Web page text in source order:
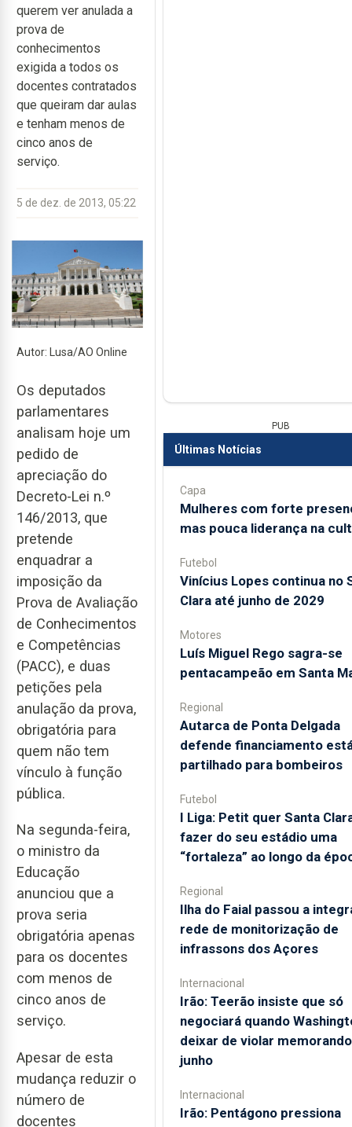
querem ver anulada a
prova de
conhecimentos
exigida a todos os
docentes contratados
que queiram dar aulas
e tenham menos de
cinco anos de
serviço.
5 de dez. de 2013, 05:22
Autor: Lusa/AO Online
Os deputados
parlamentares
analisam hoje um
pedido de
apreciação do
Decreto-Lei n.º
146/2013, que
pretende
enquadrar a
imposição da
Prova de Avaliação
de Conhecimentos
e Competências
(PACC), e duas
petições pela
anulação da prova,
obrigatória para
quem não tem
vínculo à função
pública.
Na segunda-feira,
o ministro da
Educação
anunciou que a
prova seria
obrigatória apenas
para os docentes
com menos de
cinco anos de
serviço.
Apesar de esta
mudança reduzir o
número de
docentes
PUB
Últimas Notícias
Capa
Mulheres com forte
mas pouca liderança na
Futebol
Vinícius Lopes continua no
Clara até junho de 2029
Motores
Luís Miguel Rego sagra-se
pentacampeão em Santa
Regional
Autarca de Ponta Delgada
defende financiamento
partilhado para bombeiros
Futebol
I Liga: Petit quer Santa
fazer do seu estádio uma
“fortaleza” ao longo da
Regional
Ilha do Faial passou a
rede de monitorização de
infrassons dos Açores
Internacional
Irão: Teerão insiste que só
negociará quando
deixar de violar
junho
Internacional
Irão: Pentágono pressiona